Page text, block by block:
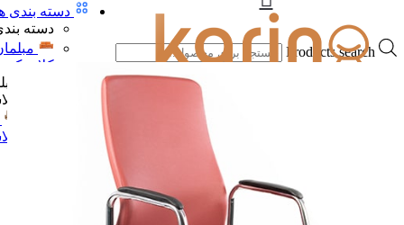
دسته بندی
دسته
کلاسیک
Products search